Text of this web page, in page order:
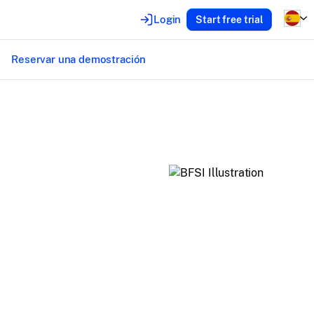
Login Start free trial
Reservar una demostración